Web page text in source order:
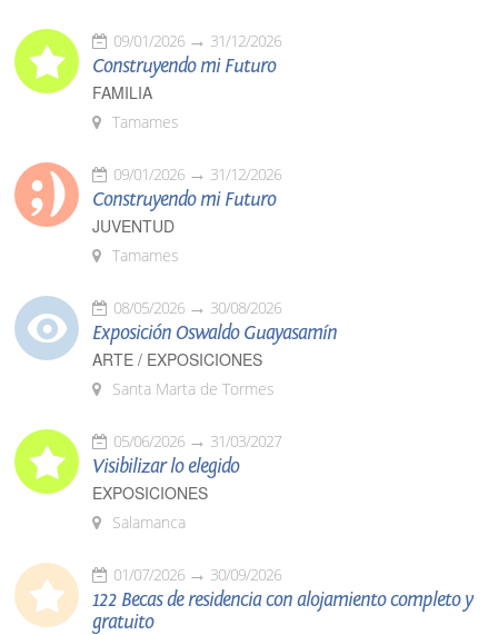
09/01/2026 31/12/2026
Construyendo mi Futuro
FAMILIA
Tamames
09/01/2026 31/12/2026
Construyendo mi Futuro
JUVENTUD
Tamames
08/05/2026 30/08/2026
Exposición Oswaldo Guayasamín
ARTE / EXPOSICIONES
Santa Marta de Tormes
05/06/2026 31/03/2027
Visibilizar lo elegido
EXPOSICIONES
Salamanca
01/07/2026 30/09/2026
122 Becas de residencia con alojamiento completo y
gratuito